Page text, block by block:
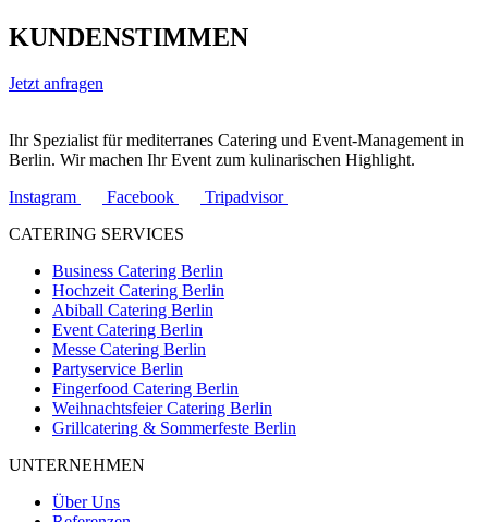
KUNDENSTIMMEN
Jetzt anfragen
Ihr Spezialist für mediterranes Catering und Event-Management in
Berlin. Wir machen Ihr Event zum kulinarischen Highlight.
Instagram
Facebook
Tripadvisor
CATERING SERVICES
Business Catering Berlin
Hochzeit Catering Berlin
Abiball Catering Berlin
Event Catering Berlin
Messe Catering Berlin
Partyservice Berlin
Fingerfood Catering Berlin
Weihnachtsfeier Catering Berlin
Grillcatering & Sommerfeste Berlin
UNTERNEHMEN
Über Uns